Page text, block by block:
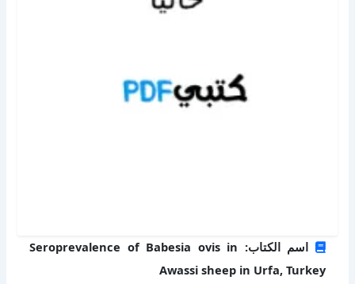
اسم الكتاب: Seroprevalence of Babesia ovis in
Awassi sheep in Urfa, Turkey